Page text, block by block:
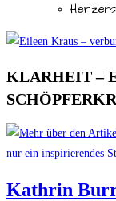
KLARHEIT –
Kathrin